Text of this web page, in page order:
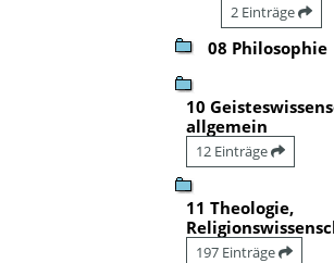
2 Einträge
08 Philosophie
10
allgemein
12 Einträge
11 Theologie,
197 Einträge